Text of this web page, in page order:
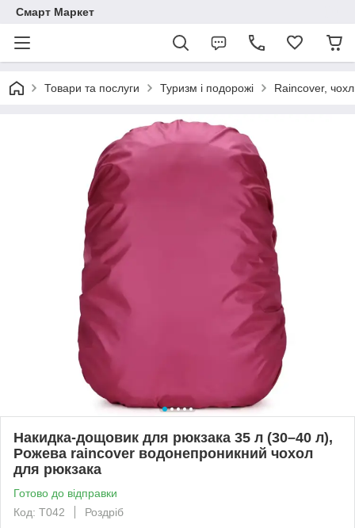
Смарт Маркет
Товари та послуги Туризм і подорожі Raincover,
Накидка-дощовик для рюкзака 35 л (30–40 л),
Рожева raincover водонепроникний чохол
для рюкзака
Готово до відправки
Код: Т042
Роздріб